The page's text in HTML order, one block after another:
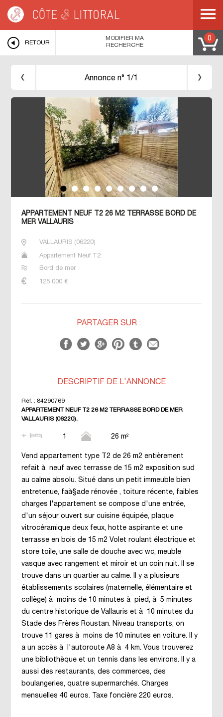
BORD DE MER VALLAURIS
RETOUR
0
MODIFIER MA
RECHERCHE
Annonce n° 1/1
APPARTEMENT NEUF T2 26 M2 TERRASSE BORD DE
MER VALLAURIS
VALLAURIS(06220)
Appartement Neuf T2
Bord de mer
125 000€
PARTAGER SUR :
DESCRIPTIF DE L'ANNONCE
Réf. : 84290769
APPARTEMENT NEUF T2 26 M2 TERRASSE BORD DE MER
VALLAURIS (06220).
1 26 m²
Vend appartement type T2 de 26 m2 entièrement
refait à neuf avec terrasse de 15 m2 exposition sud
au calme absolu. Situé dans un petit immeuble bien
entretenue, faà§ade rénovée , toiture récente, faibles
charges l'appartement se compose d'une entrée,
d'un séjour ouvert sur cuisine équipée, plaque
vitrocéramique deux feux, hotte aspirante et une
terrasse en bois de 15 m2 Volet roulant électrique et
store toile, une salle de douche avec wc, meuble
vasque avec rangement et miroir et un coin nuit. Il se
trouve dans un quartier au calme. Il y a plusieurs
établissements scolaires (maternelle, élémentaire et
collège) à moins de 10 minutes à pied, à 5 minutes
du centre historique de Vallauris et à 10 minutes du
Stade des Frères Roustan. Niveau transports, on
trouve 11 gares à moins de 10 minutes en voiture. Il y
a un accès à l'autoroute A8 à 4 km. Vous trouverez
une bibliothèque et un tennis dans les environs. Il y a
aussi des restaurants, des commerces, des
boulangeries, quatre supermarchés. Charges
mensuelles 40 euros. Taxe foncière 220 euros.